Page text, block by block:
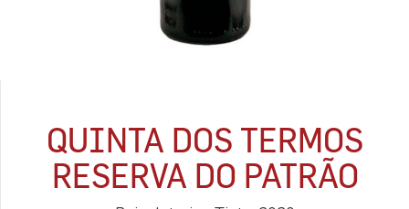
QUINTA DOS TERMOS
RESERVA DO PATRÃO